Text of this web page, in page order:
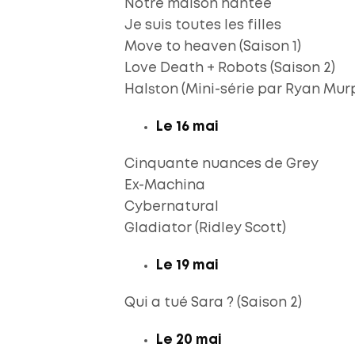
Notre maison hantée
Je suis toutes les filles
Move to heaven (Saison 1)
Love Death + Robots (Saison 2)
Halston (Mini-série par Ryan
Le 16 mai
Cinquante nuances de Grey
Ex-Machina
Cybernatural
Gladiator (Ridley Scott)
Le 19 mai
Qui a tué Sara ? (Saison 2)
Le 20 mai